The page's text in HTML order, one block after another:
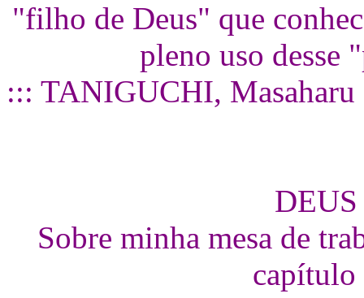
"filho de Deus" que
pleno uso desse
::: TANIGUCHI,
Sobre minha mesa de